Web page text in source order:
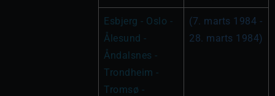
Esbjerg - Oslo -
Ålesund -
Åndalsnes -
Trondheim -
Tromsø -
(7. marts 1984 -
28. marts 1984)